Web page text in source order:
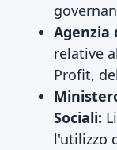
Agenzia
relative
Profit,
Sociali:
l'utilizzo